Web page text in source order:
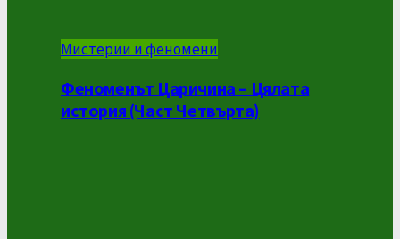
Мистерии и феномени
Феноменът Царичина – Цялата
история (Част Четвърта)